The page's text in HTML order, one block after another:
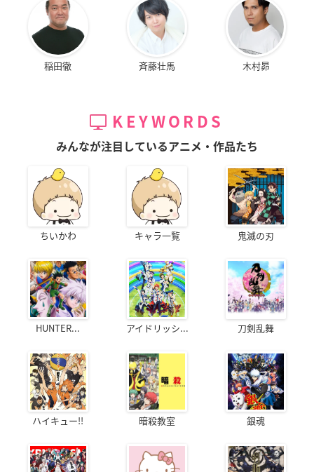
稲田徹 斉藤壮馬 木村昴
KEYWORDS
みんなが注目しているアニメ・作品たち
ちいかわ キャラ一覧 鬼滅の刃
HUNTER... アイドリッシ... 刀剣乱舞
ハイキュー!! 暗殺教室 銀魂